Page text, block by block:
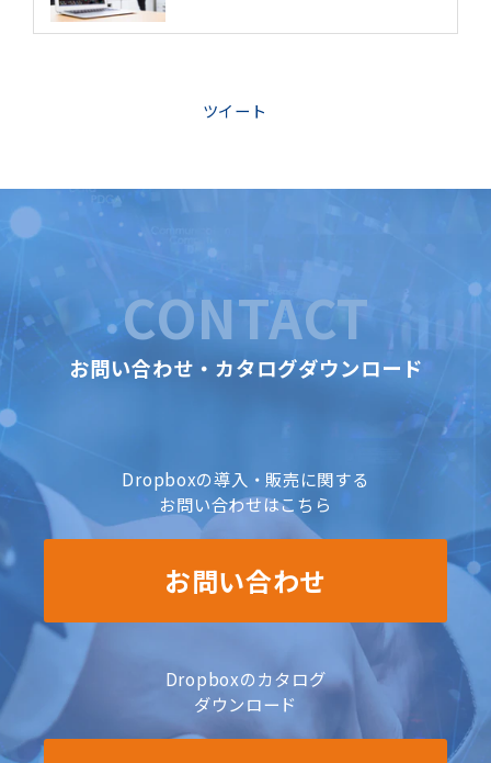
ツイート
CONTACT
お問い合わせ・カタログダウンロード
Dropboxの導入・販売に関する
お問い合わせはこちら
お問い合わせ
Dropboxのカタログ
ダウンロード